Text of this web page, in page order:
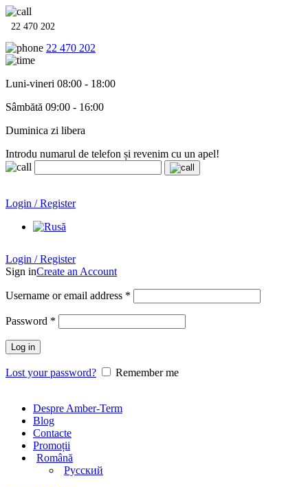
22 470 202
22 470 202
Luni-vineri 08:00 - 18:00
Sâmbătă 09:00 - 16:00
Duminica zi libera
Introdu numarul de telefon și revenim cu un apel!
Login / Register
Login / Register
Sign inCreate an Account
Username or email address *
Password *
Log in
Lost your password? Remember me
Despre Amber-Term
Blog
Contacte
Promoții
Română
Русский